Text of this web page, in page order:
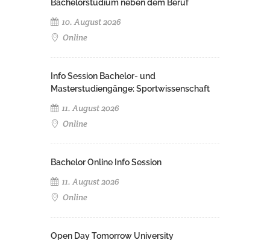
Bachelorstudium neben dem Beruf
10. August 2026
Online
Info Session Bachelor- und
Masterstudiengänge: Sportwissenschaft
11. August 2026
Online
Bachelor Online Info Session
11. August 2026
Online
Open Day Tomorrow University